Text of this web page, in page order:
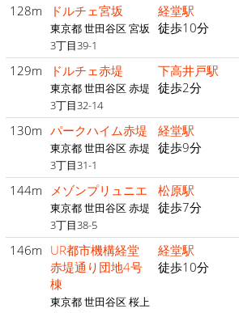
128m ドルチェ宮坂
東京都 世田谷区 宮坂
3丁目39-1
経堂駅
徒歩10分
129m ドルチェ赤堤
東京都 世田谷区 赤堤
3丁目32-14
下高井戸駅
徒歩2分
130m パークハイム赤堤
東京都 世田谷区 赤堤
3丁目31-1
経堂駅
徒歩9分
144m メゾンプリュニエ
東京都 世田谷区 赤堤
3丁目38-5
松原駅
徒歩7分
146m UR都市機構経堂
赤堤通り団地4号
棟
東京都 世田谷区 桜上
経堂駅
徒歩10分